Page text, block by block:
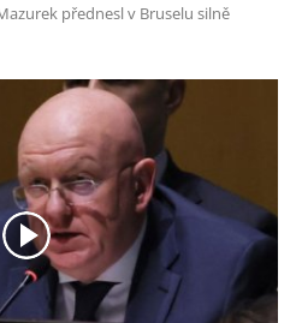
přednesl v Bruselu silně